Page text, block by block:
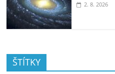
2. 8. 2026
ŠTÍTKY